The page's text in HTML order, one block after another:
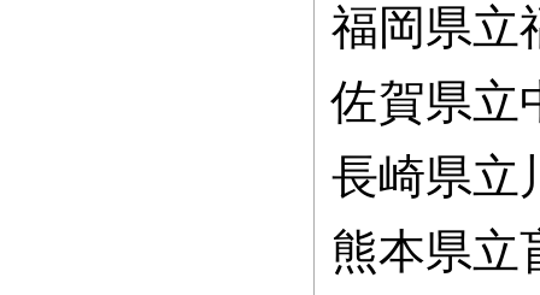
福岡県
佐賀県
長崎県
熊本県